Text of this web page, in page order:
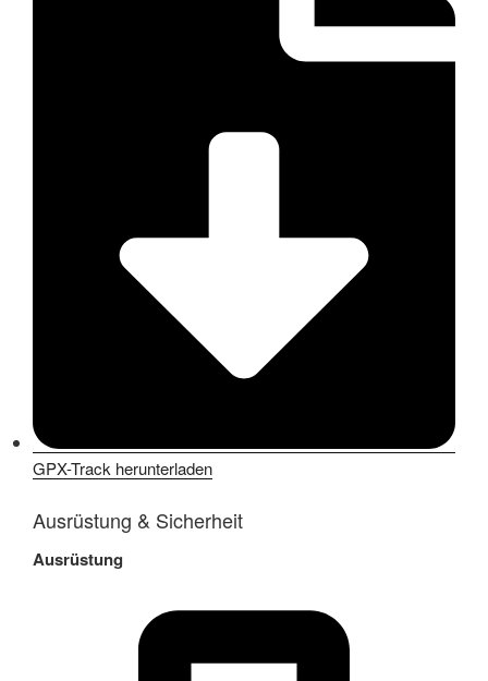
GPX-Track herunterladen
Ausrüstung & Sicherheit
Ausrüstung